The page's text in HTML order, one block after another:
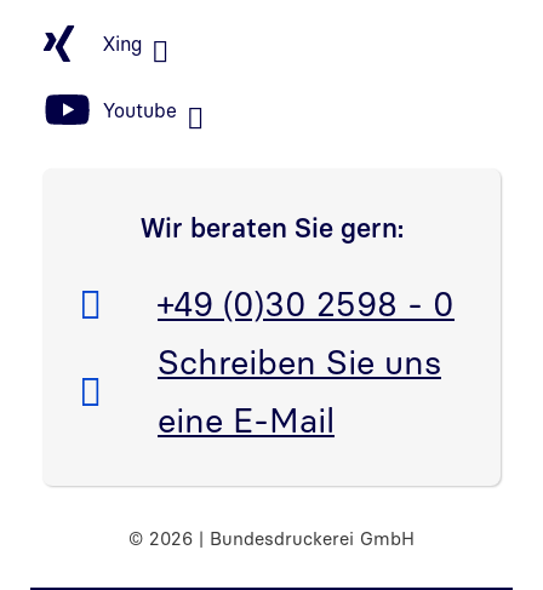
Xing
Youtube
Wir beraten Sie gern:
Telefon:
+49 (0)30 2598 - 0
E-Mail:
Schreiben Sie uns
eine E-Mail
© 2026 | Bundesdruckerei GmbH